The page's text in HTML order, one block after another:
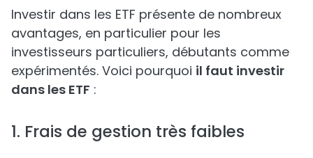
Investir dans les ETF présente de nombreux
avantages, en particulier pour les
investisseurs particuliers, débutants comme
expérimentés. Voici pourquoi il faut investir
dans les ETF :
1. Frais de gestion très faibles